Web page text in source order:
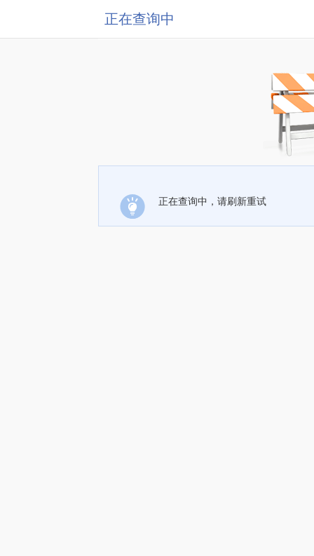
正在查询中
正在查询中，请刷新重试